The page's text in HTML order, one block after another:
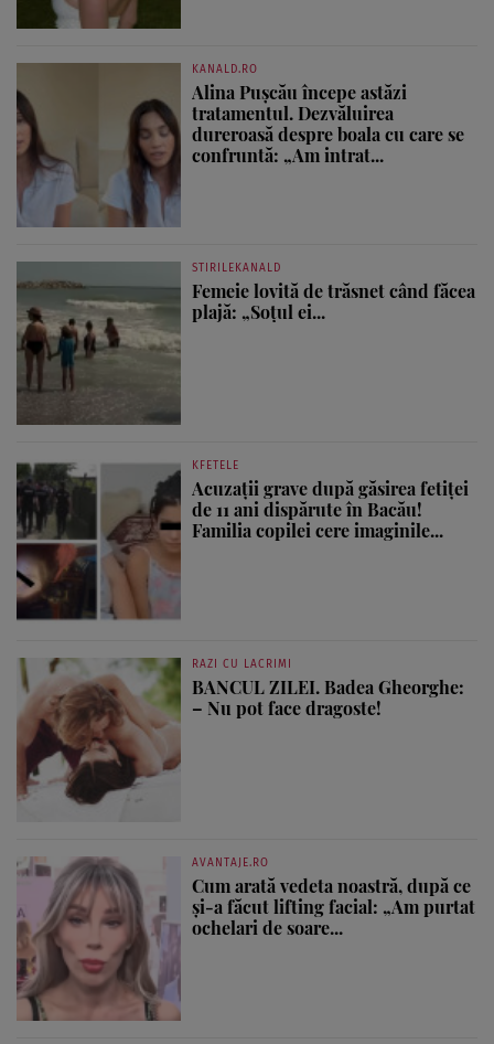
KANALD.RO
Alina Pușcău începe astăzi
tratamentul. Dezvăluirea
dureroasă despre boala cu care se
confruntă: „Am intrat...
STIRILEKANALD
Femeie lovită de trăsnet când făcea
plajă: „Soțul ei...
KFETELE
Acuzații grave după găsirea fetiței
de 11 ani dispărute în Bacău!
Familia copilei cere imaginile...
RAZI CU LACRIMI
BANCUL ZILEI. Badea Gheorghe:
– Nu pot face dragoste!
AVANTAJE.RO
Cum arată vedeta noastră, după ce
și-a făcut lifting facial: „Am purtat
ochelari de soare...